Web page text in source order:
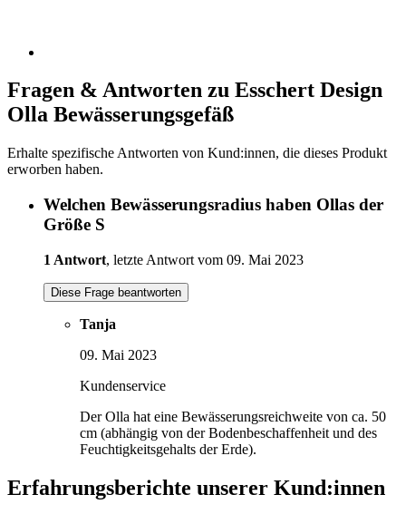
Fragen & Antworten zu Esschert Design
Olla Bewässerungsgefäß
Erhalte spezifische Antworten von Kund:innen, die dieses Produkt
erworben haben.
Welchen Bewässerungsradius haben Ollas der
Größe S
1 Antwort, letzte Antwort vom 09. Mai 2023
Diese Frage beantworten
Tanja
09. Mai 2023
Kundenservice
Der Olla hat eine Bewässerungsreichweite von ca. 50
cm (abhängig von der Bodenbeschaffenheit und des
Feuchtigkeitsgehalts der Erde).
Erfahrungsberichte unserer Kund:innen